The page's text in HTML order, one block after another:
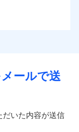
ールで送
だいた内容が送信